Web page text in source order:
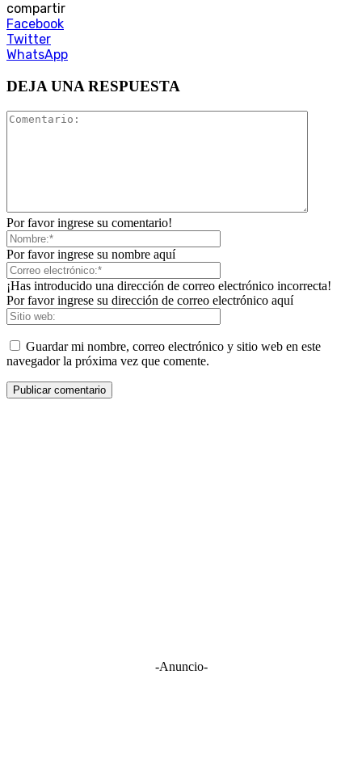
compartir
Facebook
Twitter
WhatsApp
DEJA UNA RESPUESTA
Por favor ingrese su comentario!
Por favor ingrese su nombre aquí
¡Has introducido una dirección de correo electrónico incorrecta!
Por favor ingrese su dirección de correo electrónico aquí
Guardar mi nombre, correo electrónico y sitio web en este
navegador la próxima vez que comente.
-Anuncio-